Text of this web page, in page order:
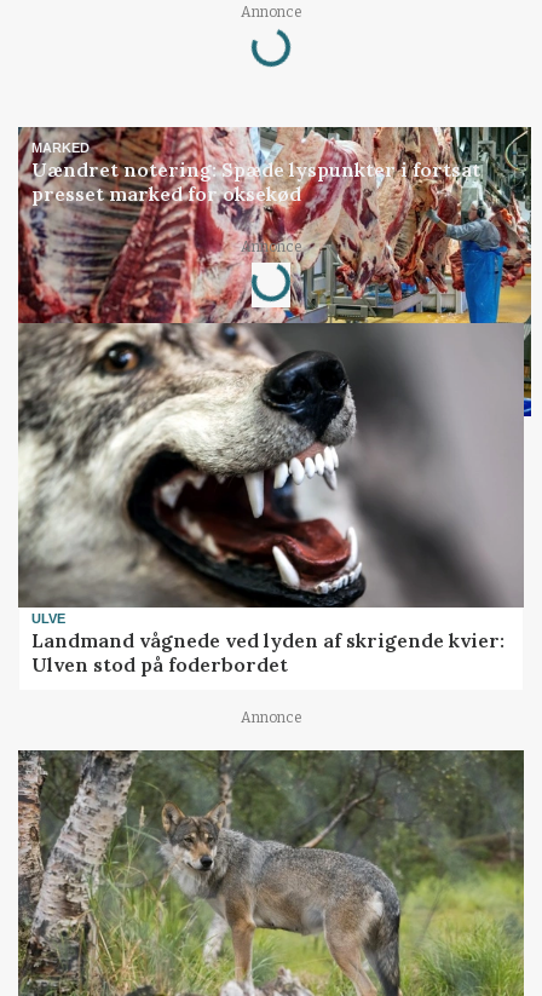
Annonce
Loading...
MARKED
Uændret notering: Spæde lyspunkter i fortsat
presset marked for oksekød
Annonce
Loading...
ULVE
Landmand vågnede ved lyden af skrigende kvier:
Ulven stod på foderbordet
Annonce